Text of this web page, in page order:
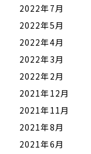
2022年7月
2022年5月
2022年4月
2022年3月
2022年2月
2021年12月
2021年11月
2021年8月
2021年6月